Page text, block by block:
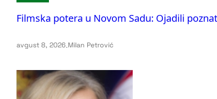
Filmska potera u Novom Sadu: Ojadili
avgust 8, 2026.Milan Petrović